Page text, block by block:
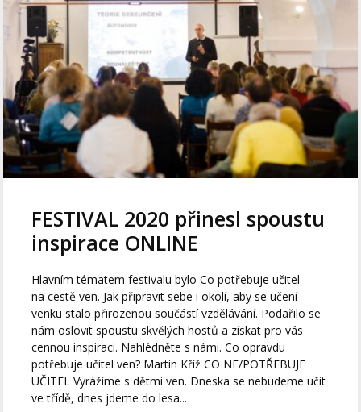
FESTIVAL 2020 přinesl spoustu
inspirace ONLINE
Hlavním tématem festivalu bylo Co potřebuje učitel
na cestě ven. Jak připravit sebe i okolí, aby se učení
venku stalo přirozenou součástí vzdělávání. Podařilo se
nám oslovit spoustu skvělých hostů a získat pro vás
cennou inspiraci. Nahlédněte s námi. Co opravdu
potřebuje učitel ven? Martin Kříž CO NE/POTŘEBUJE
UČITEL Vyrážíme s dětmi ven. Dneska se nebudeme učit
ve třídě, dnes jdeme do lesa...